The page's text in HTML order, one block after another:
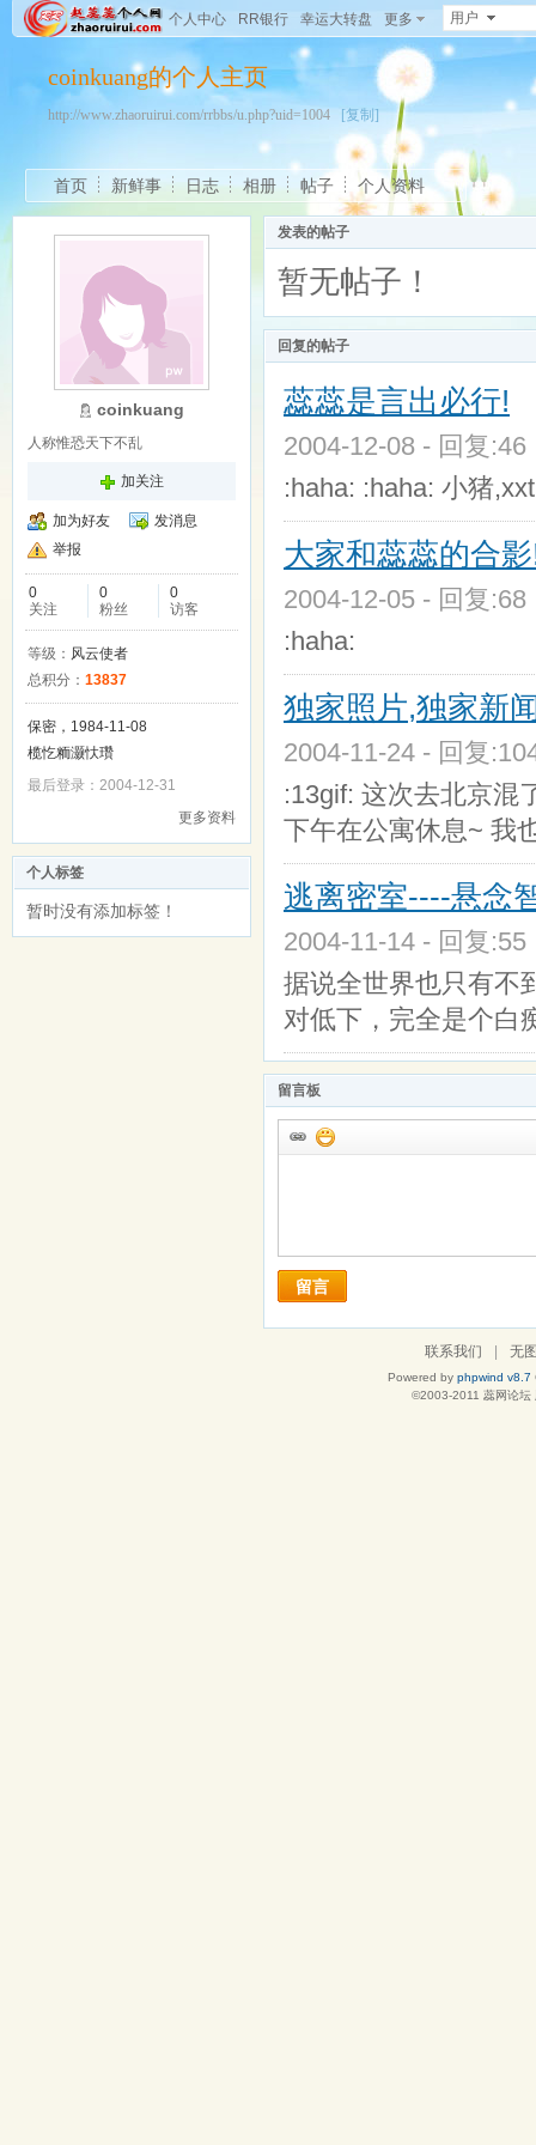
个人中心 RR银行 幸运大转盘 更多 用户
coinkuang的个人主页
http://www.zhaoruirui.com/rrbbs/u.php?uid=1004 [复制]
首页 新鲜事 日志 相册 帖子 个人资料
coinkuang
人称惟恐天下不乱
加关注
加为好友
发消息
举报
0
关注
0
粉丝
0
访客
等级： 风云使者
总积分： 13837
保密，1984-11-08
榄忔粫灏忕瓚
最后登录：2004-12-31
更多资料
个人标签
暂时没有添加标签！
发表的帖子
暂无帖子！
回复的帖子
蕊蕊是言出必行!
2004-12-08 - 回复
:haha: :haha: 小猪
大家和蕊蕊的合
2004-12-05 - 回复
:haha:
独家照片,独家新
2004-11-24 - 回复
:13gif: 这次去北京混
下午在公寓休息~ 我
逃离密室----悬念
2004-11-14 - 回复
据说全世界也只有不
对低下，完全是个白
留言板
留言
联系我们 | 无
Powered by phpwind v8.7
©2003-2011 蕊网论坛